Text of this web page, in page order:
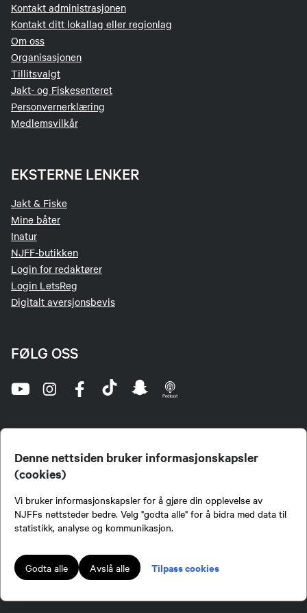
Denne nettsiden bruker informasjonskapsler
(cookies)
Vi bruker informasjonskapsler for å gjøre din opplevelse av
NJFFs nettsteder bedre. Velg "godta alle" for å bidra med data til
statistikk, analyse og kommunikasjon.
Godta alle Avslå alle Tilpass cookies
Kontakt administrasjonen
Kontakt ditt lokallag eller regionlag
Om oss
Organisasjonen
Tillitsvalgt
Jakt- og Fiskesenteret
Personvernerklæring
Medlemsvilkår
EKSTERNE LENKER
Jakt & Fiske
Mine båter
Inatur
NJFF-butikken
Login for redaktører
Login LetsReg
Digitalt aversjonsbevis
FØLG OSS
jegere og sportsfiskere og et av de viktigste miljøene for formidling av kunnskap om jakt og
fiske i Norge. Vi er en partipolitisk nøytral organisasjon, men har et sterkt jakt-, fiske-, og
naturpolitisk engasjement i mange saker.
Lokalforeninger tilsluttet Norges Jeger- og Fiskerforbund har ansvar for innhold de
publiserer på njff.no.